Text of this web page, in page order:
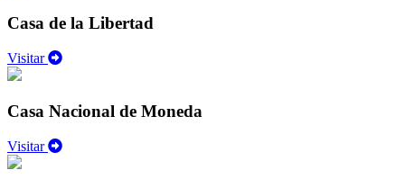
Casa de la Libertad
Visitar
Casa Nacional de Moneda
Visitar